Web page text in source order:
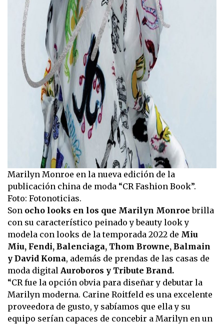
Marilyn Monroe en la nueva edición de la
publicación china de moda “CR Fashion Book”.
Foto: Fotonoticias.
Son ocho looks en los que Marilyn Monroe brilla
con su característico peinado y beauty look y
modela con looks de la temporada 2022 de Miu
Miu, Fendi, Balenciaga, Thom Browne, Balmain
y David Koma, además de prendas de las casas de
moda digital Auroboros y Tribute Brand.
“CR fue la opción obvia para diseñar y debutar la
Marilyn moderna. Carine Roitfeld es una excelente
proveedora de gusto, y sabíamos que ella y su
equipo serían capaces de concebir a Marilyn en un